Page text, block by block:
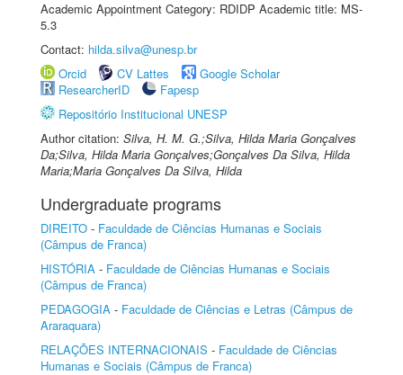
Academic Appointment Category: RDIDP Academic title: MS-
5.3
Contact: hilda.silva@unesp.br
Orcid
CV Lattes
Google Scholar
ResearcherID
Fapesp
Repositório Institucional UNESP
Author citation: Silva, H. M. G.;Silva, Hilda Maria Gonçalves
Da;Silva, Hilda Maria Gonçalves;Gonçalves Da Silva, Hilda
Maria;Maria Gonçalves Da Silva, Hilda
Undergraduate programs
DIREITO - Faculdade de Ciências Humanas e Sociais
(Câmpus de Franca)
HISTÓRIA - Faculdade de Ciências Humanas e Sociais
(Câmpus de Franca)
PEDAGOGIA - Faculdade de Ciências e Letras (Câmpus de
Araraquara)
RELAÇÕES INTERNACIONAIS - Faculdade de Ciências
Humanas e Sociais (Câmpus de Franca)